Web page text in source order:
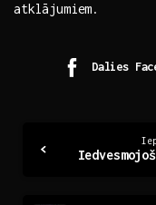
atklājumiem.
Dalies
Reading